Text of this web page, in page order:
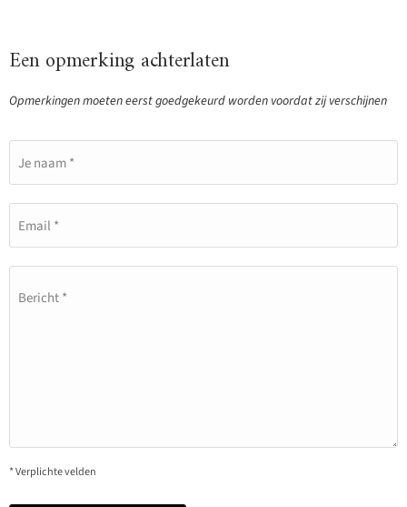
Een opmerking achterlaten
Opmerkingen moeten eerst goedgekeurd worden voordat zij verschijnen
Je naam *
Email *
Bericht *
* Verplichte velden